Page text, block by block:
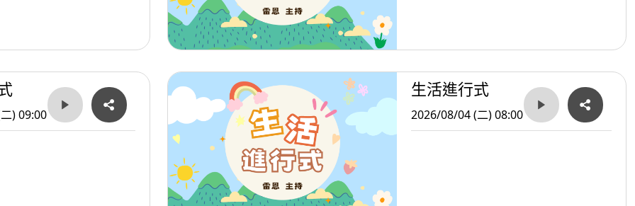
) 09:00
生活進行式
2026/08/04 (二) 08:00